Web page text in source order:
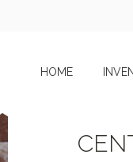
HOME